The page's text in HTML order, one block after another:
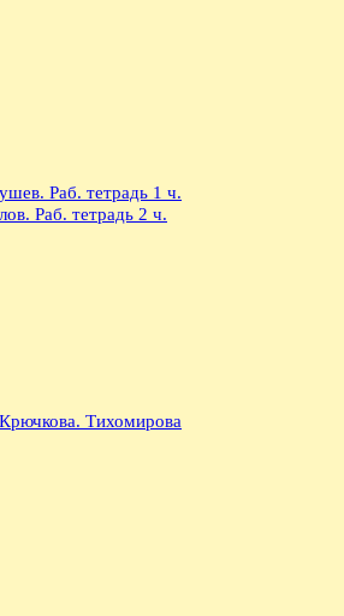
Раб. тетрадь 1 ч.
Раб. тетрадь 2 ч.
Тихомирова